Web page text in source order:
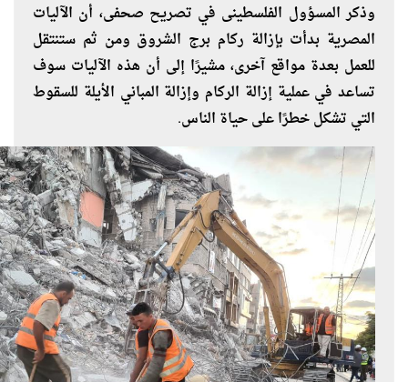
وذكر المسؤول الفلسطينى في تصريح صحفى، أن الآليات
المصرية بدأت بإزالة ركام برج الشروق ومن ثم ستنتقل
للعمل بعدة مواقع آخرى، مشيرًا إلى أن هذه الآليات سوف
تساعد في عملية إزالة الركام وإزالة المباني الأيلة للسقوط
التي تشكل خطرًا على حياة الناس.